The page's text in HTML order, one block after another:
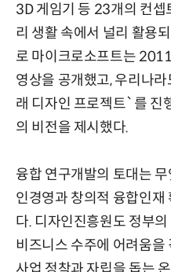
3D 게임기 등 23개의 컨셉
리 생활 속에서 널리 활용
로 마이크로소프트는
영상을 공개했고, 우리나
래 디자인 프로젝트`를 진
의 비전을 제시했다.
융합 연구개발의 토대는
인경영과 창의적 융합인재
다. 디자인진흥원도 정부
비즈니스 수주에 어려움을